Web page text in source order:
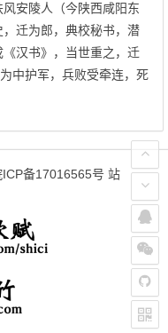
安陵人（今陕西咸阳东
迁为郎，典校秘书，潜
汉书》，当世重之，迁
中护军，兵败受牵连，死
ICP备17016565号 站